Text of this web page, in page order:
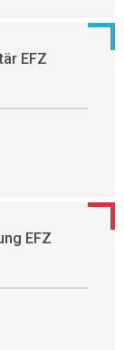
EFZ
EFZ